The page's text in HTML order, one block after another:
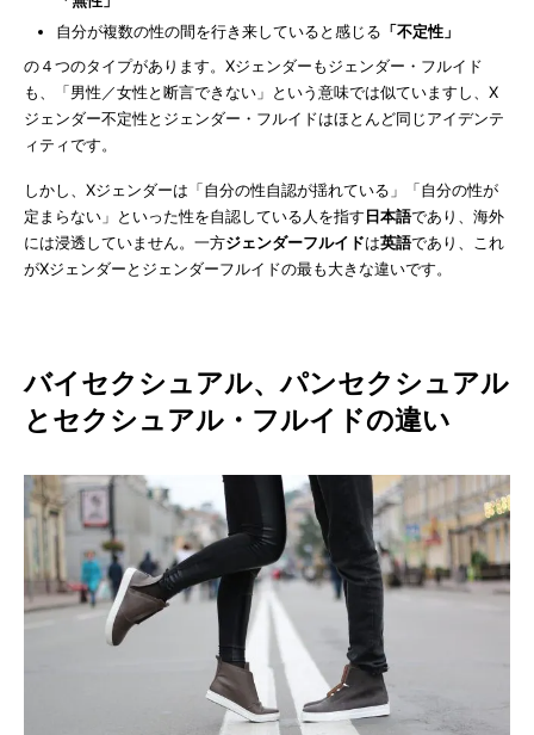
自分が複数の性の間を行き来していると感じる 「不定性」
の４つのタイプがあります。Xジェンダーもジェンダー・フルイド
も、「男性／女性と断言できない」という意味では似ていますし、X
ジェンダー不定性とジェンダー・フルイドはほとんど同じアイデンテ
ィティです。
しかし、Xジェンダーは「自分の性自認が揺れている」「自分の性が
定まらない」といった性を自認している人を指す日本語であり、海外
には浸透していません。一方ジェンダーフルイドは英語であり、これ
がXジェンダーとジェンダーフルイドの最も大きな違いです。
バイセクシュアル、パンセクシュアル
とセクシュアル・フルイドの違い